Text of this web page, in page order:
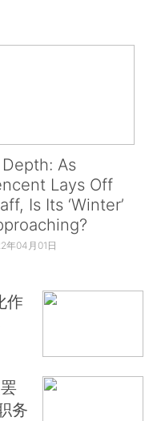
Depth: As
Lays Off
Is Its ‘Winter’
年04月01日
作
务